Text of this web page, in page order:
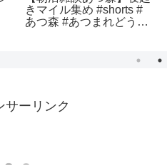
ジットカードのおすす
め！クレカ選び疲れはこ
サーリンク